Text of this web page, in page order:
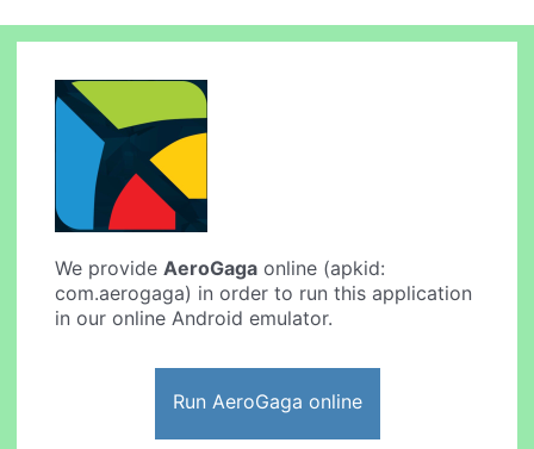
We provideAeroGaga online (apkid:
com.aerogaga) in order to run this application
in our online Android emulator.
Run AeroGaga online